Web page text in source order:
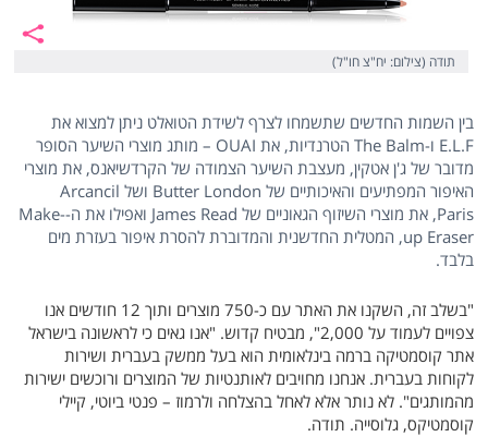
תודה (צילום: יח"צ חו"ל)
בין השמות החדשים שתשמחו לצרף לשידת הטואלט ניתן למצוא את
E.L.F ו-The Balm הטרנדיות, את OUAI – מותג מוצרי השיער הסופר
מדובר של ג'ן אטקין, מעצבת השיער הצמודה של הקרדשיאנס, את מוצרי
האיפור המפתיעים והאיכותיים של Butter London ושל Arcancil
Paris, את מוצרי השיזוף הגאוניים של James Read ואפילו את ה-Make-
up Eraser, המטלית החדשנית והמדוברת להסרת איפור בעזרת מים
בלבד.
"בשלב זה, השקנו את האתר עם כ-750 מוצרים ותוך 12 חודשים אנו
צפויים לעמוד על 2,000", מבטיח קדוש. "אנו גאים כי לראשונה בישראל
אתר קוסמטיקה ברמה בינלאומית הוא בעל ממשק בעברית ושירות
לקוחות בעברית. אנחנו מחויבים לאותנטיות של המוצרים ורוכשים ישירות
מהמותגים". לא נותר אלא לאחל בהצלחה ולרמוז – פנטי ביוטי, קיילי
קוסמטיקס, גלוסייה. תודה.